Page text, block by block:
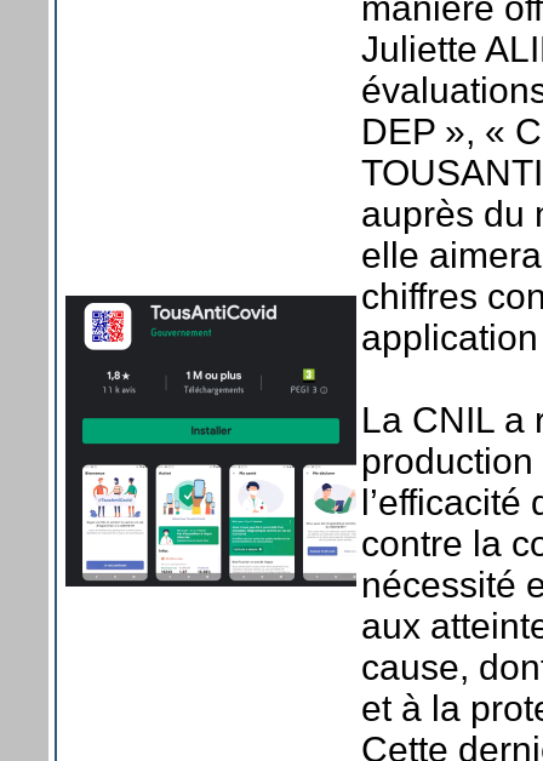
Juliette
DEP », «
auprès du
elle
chiffres
La CNIL a
contre la
nécessité
aux
cause,
et à la
Cette